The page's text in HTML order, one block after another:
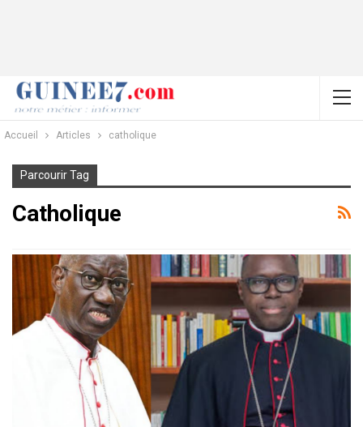
Accueil Articles catholique
Parcourir Tag
Catholique